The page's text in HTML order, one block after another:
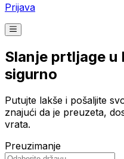
Prijava
Slanje prtljage u
sigurno
Putujte lakše i pošaljite
znajući da je preuzeta,
vrata.
Preuzimanje